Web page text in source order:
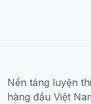
Nền tảng luyện
hàng đầu Việt